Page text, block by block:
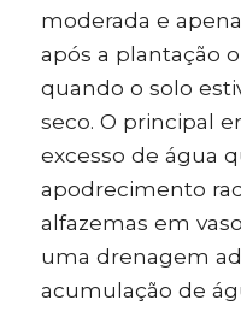
moderada e
após a plantação
quando o solo
seco. O principal
excesso de água
apodrecimento
alfazemas em
uma drenagem
acumulação de